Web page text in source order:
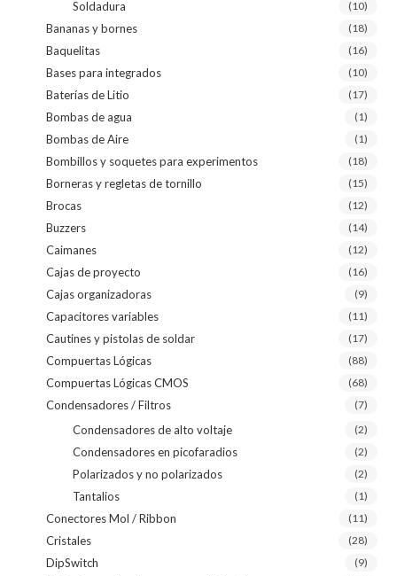
Soldadura (10)
Bananas y bornes (18)
Baquelitas (16)
Bases para integrados (10)
Baterías de Litio (17)
Bombas de agua (1)
Bombas de Aire (1)
Bombillos y soquetes para experimentos (18)
Borneras y regletas de tornillo (15)
Brocas (12)
Buzzers (14)
Caimanes (12)
Cajas de proyecto (16)
Cajas organizadoras (9)
Capacitores variables (11)
Cautines y pistolas de soldar (17)
Compuertas Lógicas (88)
Compuertas Lógicas CMOS (68)
Condensadores / Filtros (7)
Condensadores de alto voltaje (2)
Condensadores en picofaradios (2)
Polarizados y no polarizados (2)
Tantalios (1)
Conectores Mol / Ribbon (11)
Cristales (28)
DipSwitch (9)